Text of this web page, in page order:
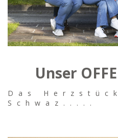
Unser
Das
Schwaz.....